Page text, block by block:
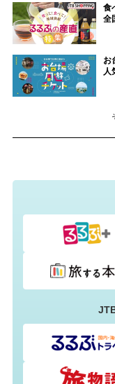
食
全
お
人